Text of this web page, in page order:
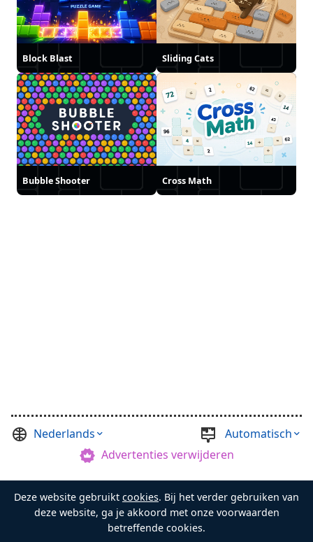
Block Blast Sliding Cats
Bubble Shooter Cross Math
Nederlands
Automatisch
Advertenties verwijderen
©Casual Games Collection, 2021-2026. Designed by
FINAL LEVEL. Voorwaarden Privacy Schatbewaarder
Deze website gebruikt cookies. Bij het verder gebruiken van
deze website, ga je akkoord met onze voorwaarden
betreffende cookies.